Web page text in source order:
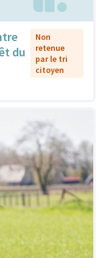
du
Non
retenue
par le tri
citoyen